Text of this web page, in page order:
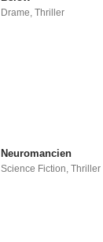
Drame,Thriller
Neuromancien
Science Fiction,Thriller